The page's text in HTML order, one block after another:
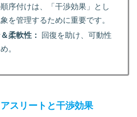
序付けは、「干渉効果」とし
を管理するために重要です。
柔軟性：
回復を助け、可動性
。
スリートと干渉効果